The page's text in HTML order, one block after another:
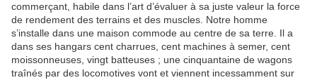
commerçant, habile dans l’art d’évaluer à sa juste valeur la force
de rendement des terrains et des muscles. Notre homme
s’installe dans une maison commode au centre de sa terre. Il a
dans ses hangars cent charrues, cent machines à semer, cent
moissonneuses, vingt batteuses ; une cinquantaine de wagons
traînés par des locomotives vont et viennent incessamment sur